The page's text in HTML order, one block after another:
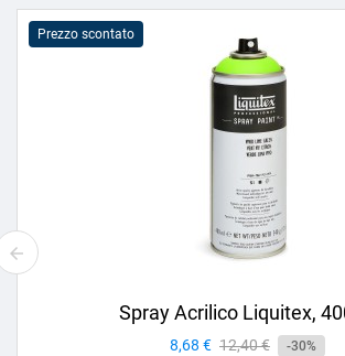
Prezzo scontato
Spray Acrilico Liquitex,
Prezzo
8,68 € Prezzo
12,40 € -30%